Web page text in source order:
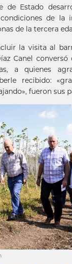
de Estado
de la
de la tercera
la visita al
Canel
a quienes
recibido:
fueron sus